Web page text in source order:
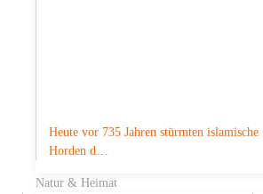
Heute vor 735 Jahren stürmten islamische
Horden d…
Natur & Heimat
NEUESTE FRÜHER VOGEL